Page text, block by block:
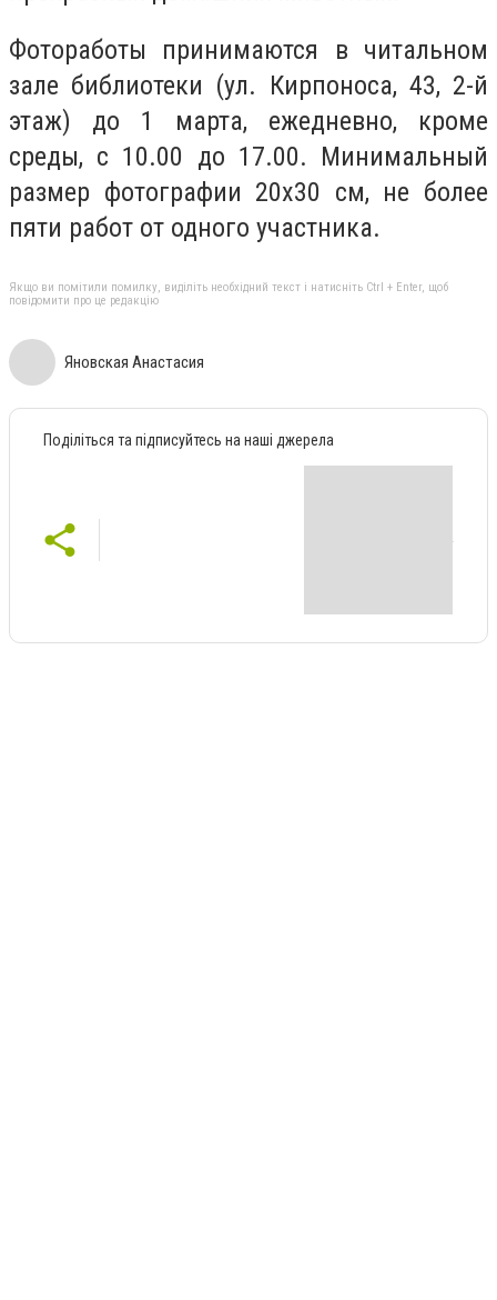
Фотоработы принимаются в читальном
зале библиотеки (ул. Кирпоноса, 43, 2-й
этаж) до 1 марта, ежедневно, кроме
среды, с 10.00 до 17.00. Минимальный
размер фотографии 20х30 см, не более
пяти работ от одного участника.
Якщо ви помітили помилку, виділіть необхідний текст і натисніть Ctrl + Enter, щоб
повідомити про це редакцію
Яновская Анастасия
Поділіться та підписуйтесь на наші джерела